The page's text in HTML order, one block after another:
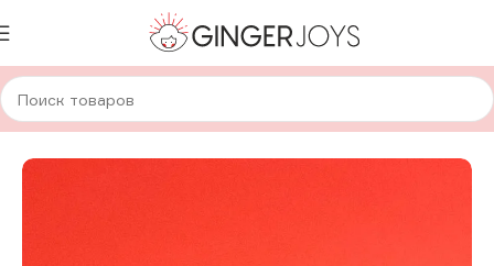
Главная Украшения Брошки и значки Деревянные брошки